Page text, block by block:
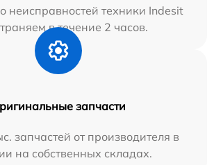
неисправностей техники Indesit
в течение 2 часов.
запчасти
запчастей от производителя в
на собственных складах.